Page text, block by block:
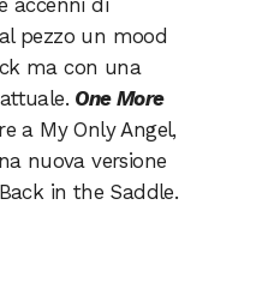
accenni di
pezzo un mood
ma con una
One More
a My Only Angel,
nuova versione
in the Saddle.